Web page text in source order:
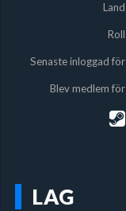
Land
Roll
Senaste inloggad för
Blev medlem för
LAG